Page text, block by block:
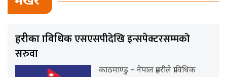
प्रहरीका प्राविधिकएसएसपीदेखि इन्सपेक्टरसम्मको
सरुवा
काठमाण्डु – नेपाल प्रहरीले प्राविधिक